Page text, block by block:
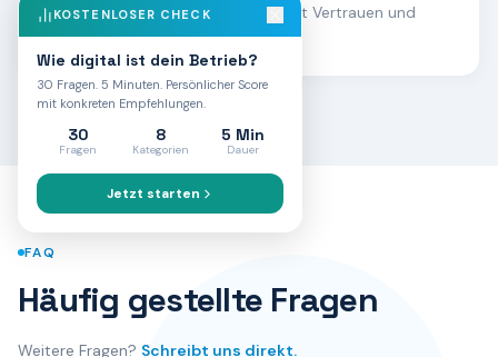
KOSTENLOSER CHECK
Wie digital ist dein Betrieb?
30 Fragen. 5 Minuten. Persönlicher Score
mit konkreten Empfehlungen.
30
Fragen
8
Kategorien
5 Min
Dauer
Jetzt starten
Wer diese Fakten klar zeigt, gewinnt Vertrauen und
Ranking.
FAQ
Häufig gestellte Fragen
Weitere Fragen? Schreibt uns direkt.